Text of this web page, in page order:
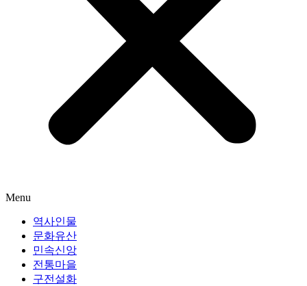
Menu
역사인물
문화유산
민속신앙
전통마을
구전설화